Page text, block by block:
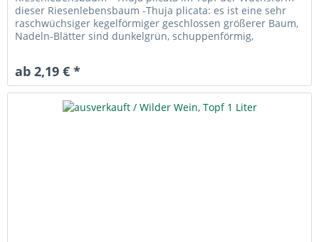
dieser Riesenlebensbaum -Thuja plicata: es ist eine sehr
raschwüchsiger kegelförmiger geschlossen größerer Baum,
Nadeln-Blätter sind dunkelgrün, schuppenförmig,
ab 2,19 € *